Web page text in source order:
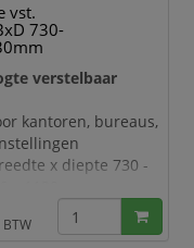
mm
120 kg
van 42 dB
van staal met
poedercoating
via 2
vst.
730-
verstelbaar
kantoren, bureaus,
x diepte 730 -
met
BTW